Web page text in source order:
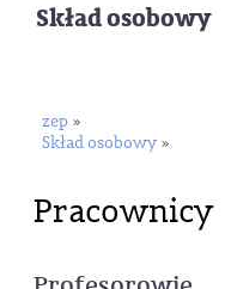
Skład osobowy
zep »
Skład osobowy »
Pracownicy